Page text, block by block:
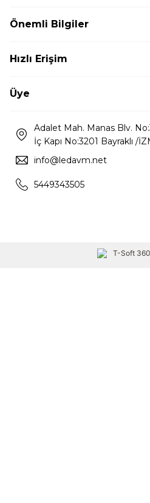
Önemli Bilgiler
Hızlı Erişim
Üye
Adalet Mah. Manas Blv.
İç Kapı No:3201 Bayraklı /
info@ledavm.net
5449343505